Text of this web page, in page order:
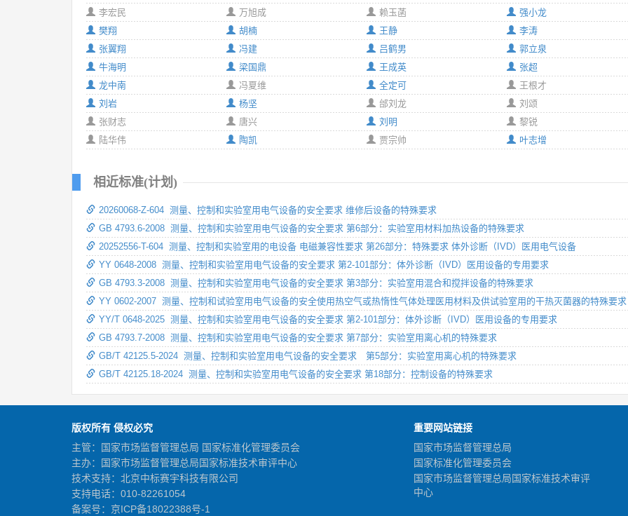
李宏民
万旭成
樊翔
胡楠
张翼翔
冯建
牛海明
梁国鼎
龙中南
冯夏维
刘岩
杨坚
张财志
唐兴
陆华伟
陶凯
赖玉菡
强小龙
王静
李涛
吕鹤男
郭立泉
王成英
张超
全定可
王根才
邰刘龙
刘颂
刘明
黎锐
贾宗帅
叶志增
相近标准(计划)
20260068-Z-604 测量、控制和实验室用电气设备的安全要求 维修后设备的特殊要求
GB 4793.6-2008 测量、控制和实验室用电气设备的安全要求 第6部分：实验室用材料加热设备的特殊要求
20252556-T-604 测量、控制和实验室用的电设备 电磁兼容性要求 第26部分：特殊要求 体外诊断（IVD）医用电气设备
YY 0648-2008 测量、控制和实验室用电气设备的安全要求 第2-101部分：体外诊断（IVD）医用设备的专用要求
GB 4793.3-2008 测量、控制和实验室用电气设备的安全要求 第3部分：实验室用混合和搅拌设备的特殊要求
YY 0602-2007 测量、控制和试验室用电气设备的安全使用热空气或热惰性气体处理医用材料及供试验室用的干热灭菌器的特殊要求
YY/T 0648-2025 测量、控制和实验室用电气设备的安全要求 第2-101部分：体外诊断（IVD）医用设备的专用要求
GB 4793.7-2008 测量、控制和实验室用电气设备的安全要求 第7部分：实验室用离心机的特殊要求
GB/T 42125.5-2024 测量、控制和实验室用电气设备的安全要求 第5部分：实验室用离心机的特殊要求
GB/T 42125.18-2024 测量、控制和实验室用电气设备的安全要求 第18部分：控制设备的特殊要求
版权所有 侵权必究
主管：国家市场监督管理总局 国家标准化管理委员会
主办：国家市场监督管理总局国家标准技术审评中心
技术支持：北京中标赛宇科技有限公司
支持电话：010-82261054
备案号： 京ICP备18022388号-1
重要网站链接
国家市场监督管理总局
国家标准化管理委员会
国家市场监督管理总局国家标准技术审评
中心